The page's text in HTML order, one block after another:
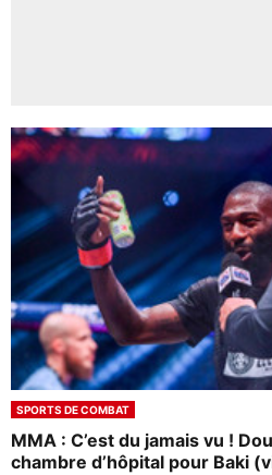
SPORTS DE COMBAT
MMA : C’est du jamais vu !
chambre d’hôpital pour Baki